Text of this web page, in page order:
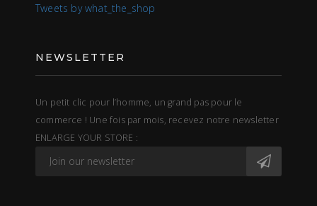
Tweets by what_the_shop
NEWSLETTER
Un petit clic pour l’homme, un grand pas pour le
commerce ! Une fois par mois, recevez notre newsletter
ENLARGE YOUR STORE :